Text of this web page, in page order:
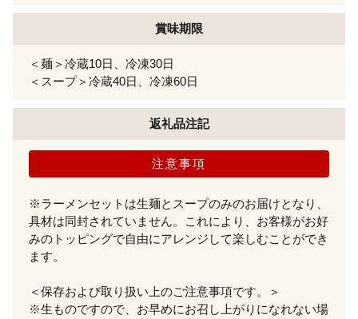
賞味期限
＜麺＞冷蔵10日、冷凍30日
＜スープ＞冷蔵40日、冷凍60日
返礼品注記
注意事項
※ラーメンセットは生麺とスープのみのお届けとなり、
具材は同封されていません。これにより、お客様がお好
みのトッピングで自由にアレンジして楽しむことができ
ます。
＜保存および取り扱い上のご注意事項です。＞
※生ものですので、お早めにお召し上がりになれない場